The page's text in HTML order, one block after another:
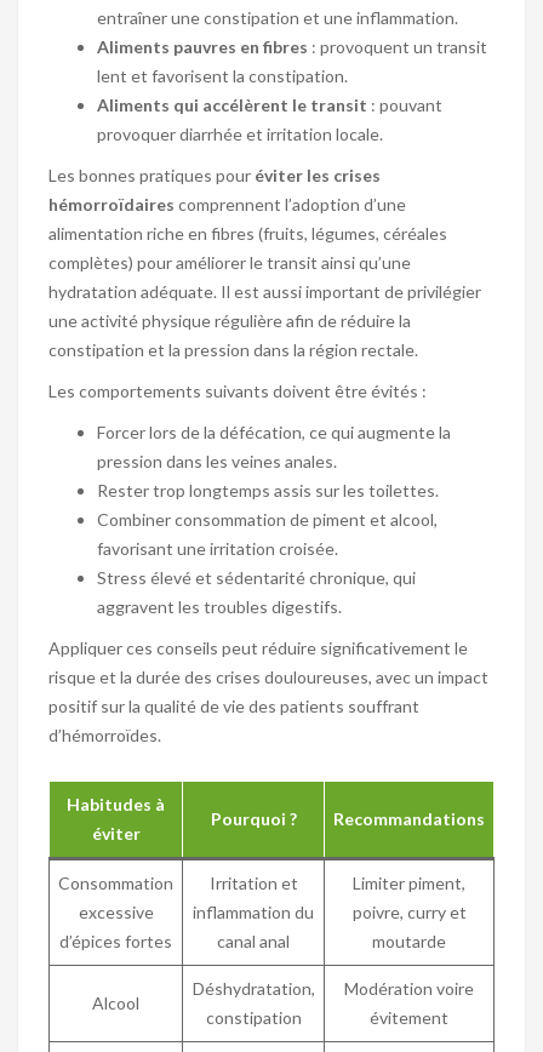
entraîner une constipation et une inflammation.
Aliments pauvres en fibres : provoquent un transit
lent et favorisent la constipation.
Aliments qui accélèrent le transit : pouvant
provoquer diarrhée et irritation locale.
Les bonnes pratiques pour éviter les crises
hémorroïdaires comprennent l’adoption d’une
alimentation riche en fibres (fruits, légumes, céréales
complètes) pour améliorer le transit ainsi qu’une
hydratation adéquate. Il est aussi important de privilégier
une activité physique régulière afin de réduire la
constipation et la pression dans la région rectale.
Les comportements suivants doivent être évités :
Forcer lors de la défécation, ce qui augmente la
pression dans les veines anales.
Rester trop longtemps assis sur les toilettes.
Combiner consommation de piment et alcool,
favorisant une irritation croisée.
Stress élevé et sédentarité chronique, qui
aggravent les troubles digestifs.
Appliquer ces conseils peut réduire significativement le
risque et la durée des crises douloureuses, avec un impact
positif sur la qualité de vie des patients souffrant
d’hémorroïdes.
Habitudes à
éviter
Pourquoi ? Recommandations
Consommation
excessive
d’épices fortes
Irritation et
inflammation du
canal anal
Limiter piment,
poivre, curry et
moutarde
Alcool
Déshydratation,
constipation
Modération voire
évitement